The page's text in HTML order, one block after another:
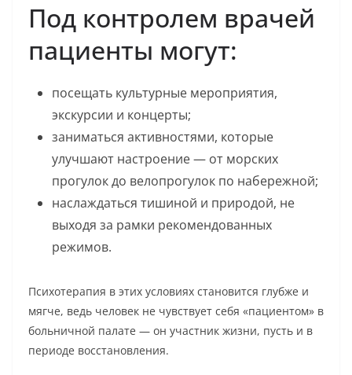
Под контролем врачей
пациенты могут:
посещать культурные мероприятия,
экскурсии и концерты;
заниматься активностями, которые
улучшают настроение — от морских
прогулок до велопрогулок по набережной;
наслаждаться тишиной и природой, не
выходя за рамки рекомендованных
режимов.
Психотерапия в этих условиях становится глубже и
мягче, ведь человек не чувствует себя «пациентом» в
больничной палате — он участник жизни, пусть и в
периоде восстановления.